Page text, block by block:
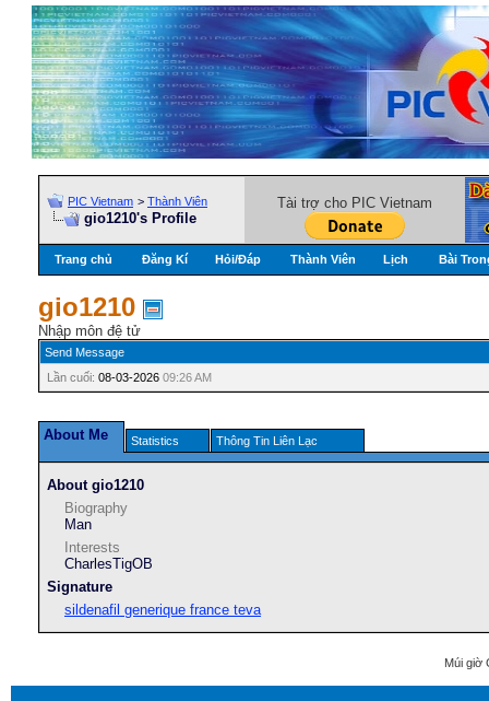
PIC Vietnam > Thành Viên
gio1210's Profile
Tài trợ cho PIC Vietnam
Trang chủ Đăng Kí Hỏi/Ðáp Thành Viên Lịch Bài
gio1210
Nhập môn đệ tử
Send Message
Lần cuối: 08-03-2026 09:26 AM
About Me Statistics Thông Tin Liên Lạc
About gio1210
Biography
Man
Interests
CharlesTigOB
Signature
sildenafil generique france teva
Múi giờ